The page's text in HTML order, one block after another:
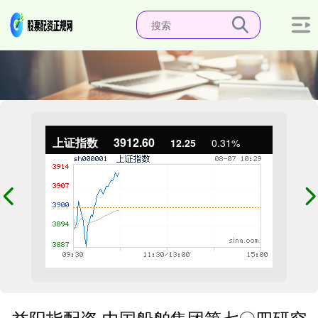
上证指数 3912.60 12.25 0.31%